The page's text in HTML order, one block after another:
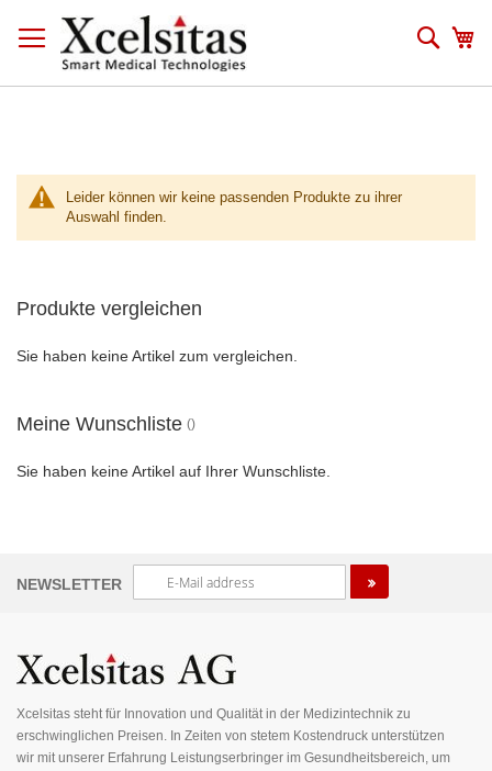
Inhalt
springen
Leider können wir keine passenden Produkte zu ihrer
Auswahl finden.
Produkte vergleichen
Sie haben keine Artikel zum vergleichen.
Meine Wunschliste
Sie haben keine Artikel auf Ihrer Wunschliste.
NEWSLETTER
Melden
Sie
unseren
Newsletter
an:
Xcelsitas steht für Innovation und Qualität in der Medizintechnik zu
erschwinglichen Preisen. In Zeiten von stetem Kostendruck unterstützen
wir mit unserer Erfahrung Leistungserbringer im Gesundheitsbereich, um